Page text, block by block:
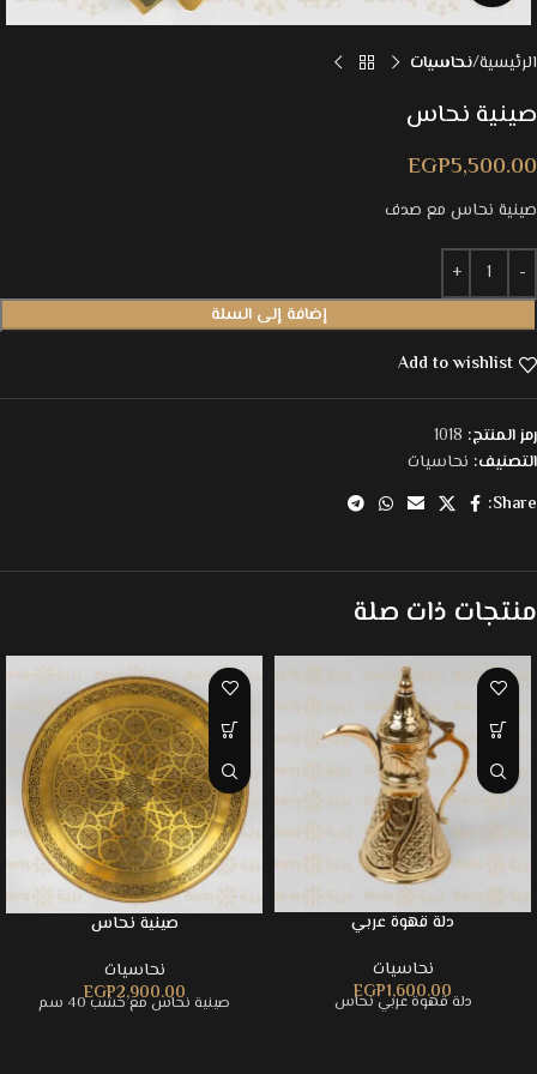
الرئيسية نحاسيات
صينية نحاس
EGP5,500.00
صينية نحاس مع صدف
إضافة إلى السلة
Add to wishlist
رمز المنتج: 1018
التصنيف: نحاسيات
Share:
منتجات ذات صلة
دلة قهوة عربي
نحاسيات
EGP1,600.00
دلة قهوة عربي نحاس
صينية نحاس
نحاسيات
EGP2,900.00
صينية نحاس مع خشب 40 سم